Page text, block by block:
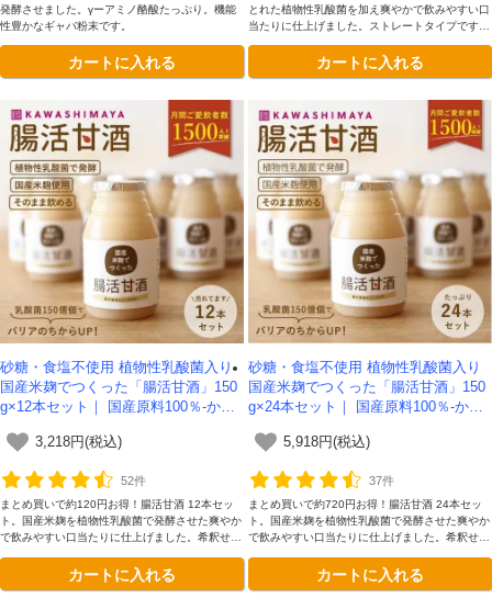
発酵させました。γーアミノ酪酸たっぷり。機能
性豊かなギャバ粉末です。
カートに入れる
とれた植物性乳酸菌を加え爽やかで飲みやすい口
当たりに仕上げました。ストレートタイプですの
カートに入れる
砂糖・食塩不使用 植物性乳酸菌入り
国産米麹でつくった「腸活甘酒」150
g×12本セット｜ 国産原料100％-かわ
3,218円(税込)
52件
まとめ買いで約120円お得！腸活甘酒 12本セッ
ト。国産米麹を植物性乳酸菌で発酵させた爽やか
で飲みやすい口当たりに仕上げました。希釈せず
カートに入れる
砂糖・食塩不使用 植物性乳酸菌入り
国産米麹でつくった「腸活甘酒」150
g×24本セット｜ 国産原料100％-かわ
5,918円(税込)
37件
まとめ買いで約720円お得！腸活甘酒 24本セッ
ト。国産米麹を植物性乳酸菌で発酵させた爽やか
で飲みやすい口当たりに仕上げました。希釈せず
カートに入れる